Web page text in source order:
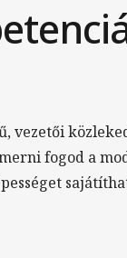
vezetői
fogod a